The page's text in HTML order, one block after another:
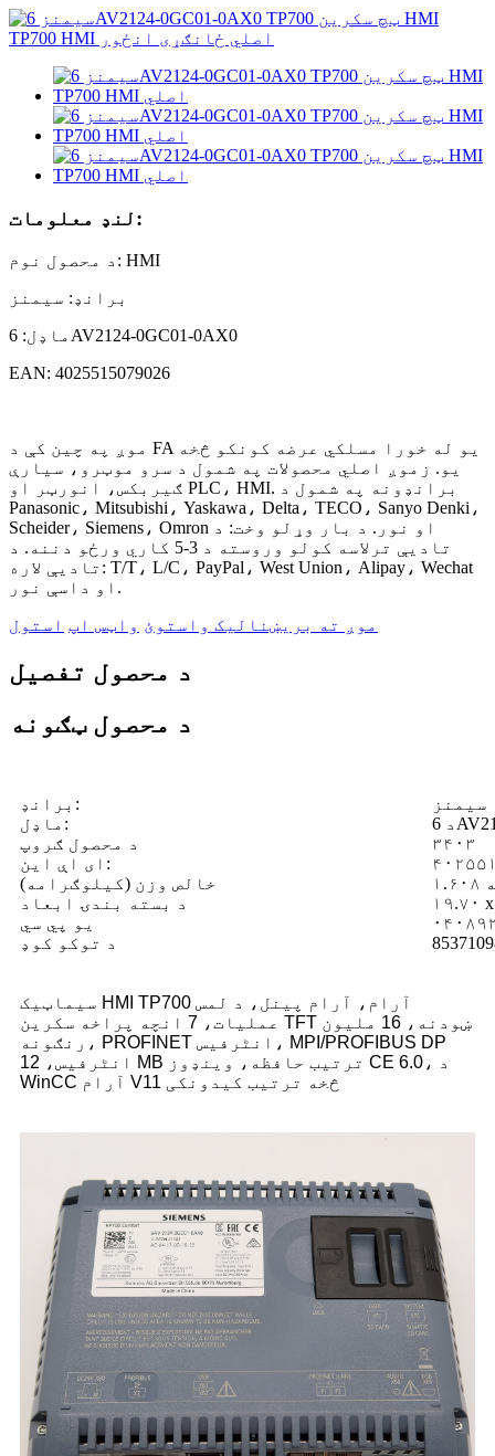
لنډ معلومات:
د محصول نوم: HMI
برانډ: سیمنز
ماډل: 6AV2124-0GC01-0AX0
EAN: 4025515079026
موږ په چین کې د FA یو له خورا مسلکي عرضه کونکو څخه
یو. زموږ اصلي محصولات په شمول د سرو موټرو، سیارې
ګیربکس، انورټر او PLC، HMI. برانډونه په شمول د
Panasonic، Mitsubishi، Yaskawa، Delta، TECO، Sanyo Denki،
Scheider، Siemens، Omron او نور. د بار وړلو وخت: د
تادیې ترلاسه کولو وروسته د 3-5 کاري ورځو دننه. د
تادیې لاره: T/T، L/C، PayPal، West Union، Alipay، Wechat
او داسې نور.
موږ ته بریښنالیک واستوئ واټس اپ استول
د محصول تفصیل
د محصول ټګونه
برانډ:
سیمنز
ماډل:
د محصول ګروپ
۳۴۰۳
ای اې این:
خالص وزن (کیلوګرامه)
د بسته بندۍ ابعاد
یو پي سي
د توکو کوډ
سیماټیک HMI TP700 آرام، آرام پینل، د لمس
عملیات، 7 انچه پراخه سکرین TFT ښودنه، 16 ملیون
رنګونه، PROFINET انٹرفیس، MPI/PROFIBUS DP
انٹرفیس، 12 MB ترتیب حافظه، وینډوز CE 6.0، د
WinCC آرام V11 څخه ترتیب کیدونکی